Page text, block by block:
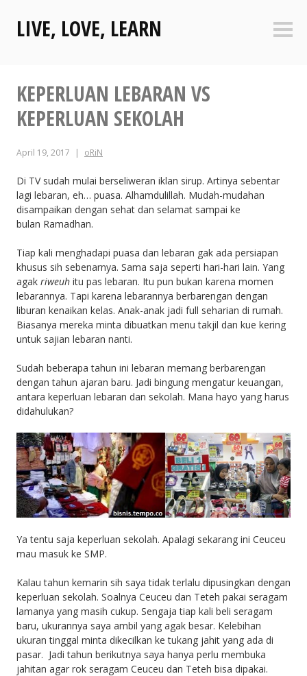
contentLIVE, LOVE, LEARN
KEPERLUAN LEBARAN VS
KEPERLUAN SEKOLAH
April 19, 2017 oRiN
Di TV sudah mulai berseliweran iklan sirup. Artinya sebentar
lagi lebaran, eh… puasa. Alhamdulillah. Mudah-mudahan
disampaikan dengan sehat dan selamat sampai ke
bulan Ramadhan.
Tiap kali menghadapi puasa dan lebaran gak ada persiapan
khusus sih sebenarnya. Sama saja seperti hari-hari lain. Yang
agak riweuh itu pas lebaran. Itu pun bukan karena momen
lebarannya. Tapi karena lebarannya berbarengan dengan
liburan kenaikan kelas. Anak-anak jadi full seharian di rumah.
Biasanya mereka minta dibuatkan menu takjil dan kue kering
untuk sajian lebaran nanti.
Sudah beberapa tahun ini lebaran memang berbarengan
dengan tahun ajaran baru. Jadi bingung mengatur keuangan,
antara keperluan lebaran dan sekolah. Mana hayo yang harus
didahulukan?
Ya tentu saja keperluan sekolah. Apalagi sekarang ini Ceuceu
mau masuk ke SMP.
Kalau tahun kemarin sih saya tidak terlalu dipusingkan dengan
keperluan sekolah. Soalnya Ceuceu dan Teteh pakai seragam
lamanya yang masih cukup. Sengaja tiap kali beli seragam
baru, ukurannya saya ambil yang agak besar. Kelebihan
ukuran tinggal minta dikecilkan ke tukang jahit yang ada di
pasar. Jadi tahun berikutnya saya hanya perlu membuka
jahitan agar rok seragam Ceuceu dan Teteh bisa dipakai.